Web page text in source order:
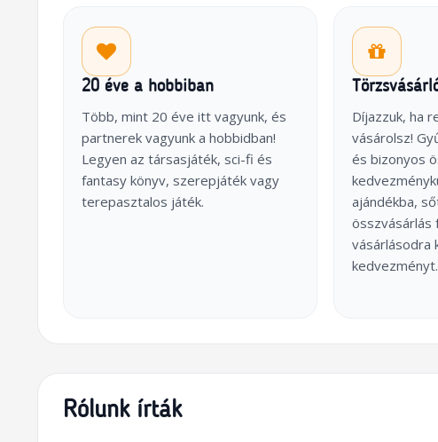
20 éve a hobbiban
Több, mint 20 éve itt vagyunk, és
partnerek vagyunk a hobbidban!
Legyen az társasjáték, sci-fi és
fantasy könyv, szerepjáték vagy
terepasztalos játék.
Díjazzuk, ha
vásárolsz!
és bizonyos
ajándékba,
összvásárlás
vásárlásodra
kedvezményt.
Rólunk írták